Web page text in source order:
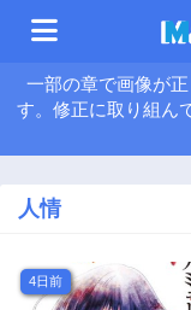
一部の章で画像が
す。修正に取り組ん
人情
4日前